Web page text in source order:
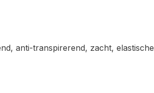
anti-transpirerend, zacht, elastische